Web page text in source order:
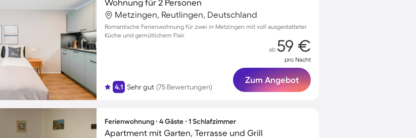
Wohnung für 2 Personen
Metzingen, Reutlingen, Deutschland
Romantische Ferienwohnung für zwei in Metzingen mit voll ausgestatteter
Küche und gemütlichem Flair
4.1 Sehr gut (75 Bewertungen)
ab 59 €
pro Nacht
Zum Angebot
Ferienwohnung ∙ 4 Gäste ∙ 1 Schlafzimmer
Apartment mit Garten, Terrasse und Grill